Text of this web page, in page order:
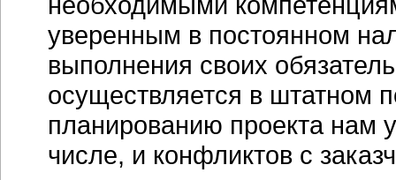
уверенным в постоянном
выполнения своих
осуществляется в штатном
планированию проекта нам
числе, и конфликтов с